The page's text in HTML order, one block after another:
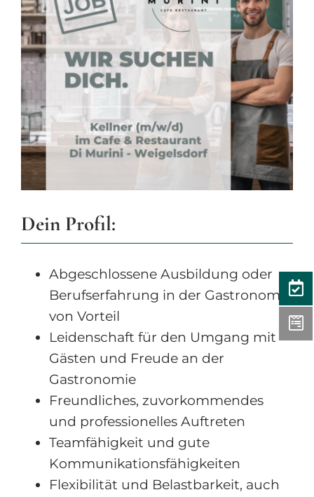
Dein Profil:
Abgeschlossene Ausbildung oder
Berufserfahrung in der Gastronomie
von Vorteil
Leidenschaft für den Umgang mit
Gästen und Freude an der
Gastronomie
Freundliches, zuvorkommendes
und professionelles Auftreten
Teamfähigkeit und gute
Kommunikationsfähigkeiten
Flexibilität und Belastbarkeit, auch